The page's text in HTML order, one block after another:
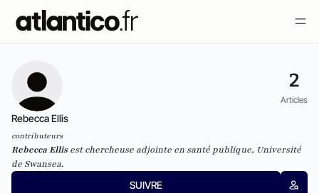
2
Articles
Rebecca Ellis
contributeurs
Rebecca Ellisest chercheuse adjointe en santé publique, Université
de Swansea.
SUIVRE